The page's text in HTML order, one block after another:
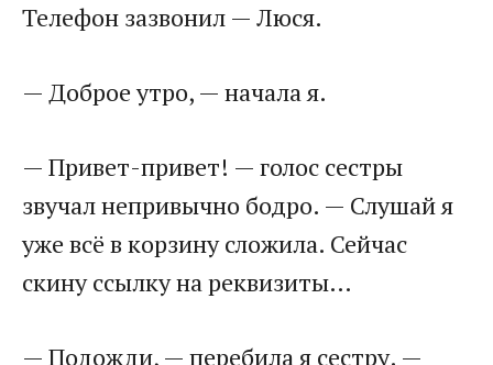
Телефон зазвонил — Люся.
— Доброе утро, — начала я.
— Привет-привет! — голос сестры
звучал непривычно бодро. — Слушай я
уже всё в корзину сложила. Сейчас
скину ссылку на реквизиты…
— Подожди, — перебила я сестру. —